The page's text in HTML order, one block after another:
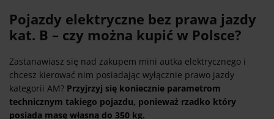
Pojazdy elektryczne bez prawa jazdy
kat. B – czy można kupić w Polsce?
Zastanawiasz się nad zakupem mini autka elektrycznego i
chcesz kierować nim posiadając wyłącznie prawo jazdy
kategorii AM? Przyjrzyj się koniecznie parametrom
technicznym takiego pojazdu, ponieważ rzadko który
posiada masę własną do 350 kg.